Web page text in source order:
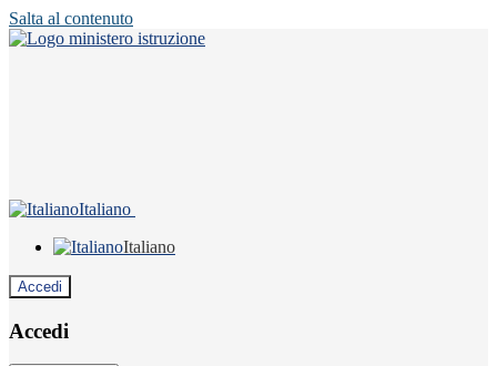
Salta al contenuto
Italiano
Italiano
Accedi
Accedi